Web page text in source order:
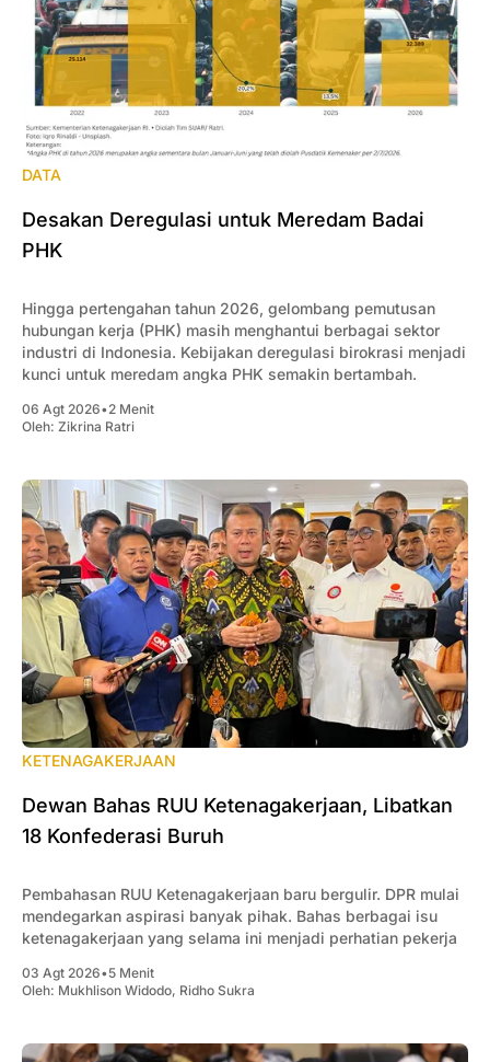
DATA
Desakan Deregulasi untuk Meredam Badai
PHK
Hingga pertengahan tahun 2026, gelombang pemutusan
hubungan kerja (PHK) masih menghantui berbagai sektor
industri di Indonesia. Kebijakan deregulasi birokrasi menjadi
kunci untuk meredam angka PHK semakin bertambah.
06 Agt 2026•2 Menit
Oleh: Zikrina Ratri
KETENAGAKERJAAN
Dewan Bahas RUU Ketenagakerjaan, Libatkan
18 Konfederasi Buruh
Pembahasan RUU Ketenagakerjaan baru bergulir. DPR mulai
mendegarkan aspirasi banyak pihak. Bahas berbagai isu
ketenagakerjaan yang selama ini menjadi perhatian pekerja
03 Agt 2026•5 Menit
Oleh: Mukhlison Widodo, Ridho Sukra